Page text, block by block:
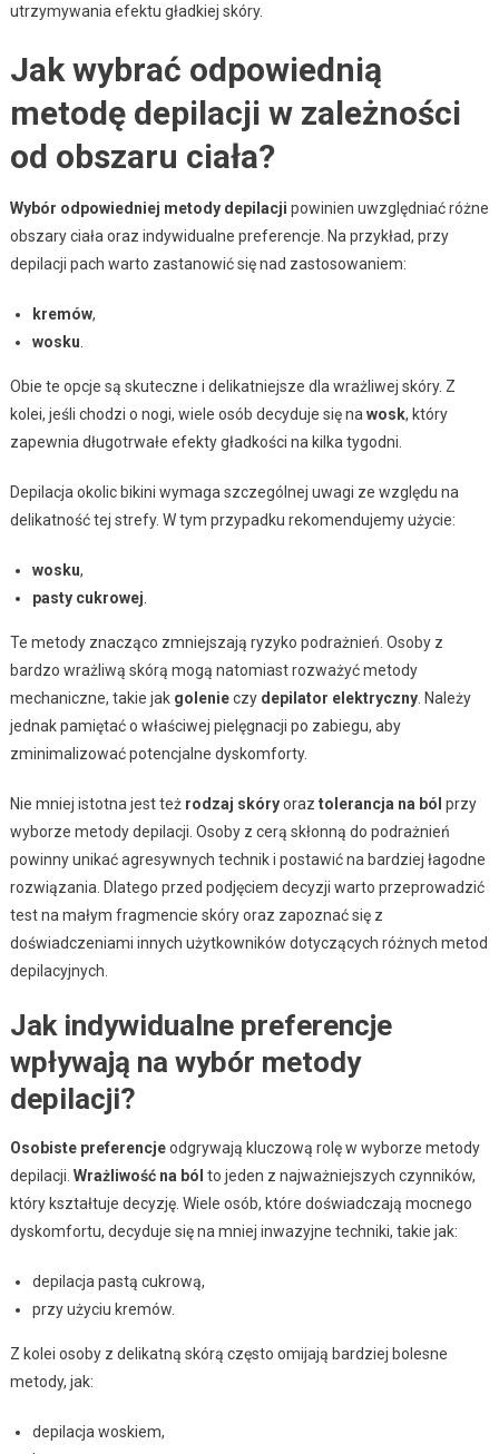
utrzymywania efektu gładkiej skóry.
Jak wybrać odpowiednią
metodę depilacji w zależności
od obszaru ciała?
Wybór odpowiedniej metody depilacji powinien uwzględniać różne
obszary ciała oraz indywidualne preferencje. Na przykład, przy
depilacji pach warto zastanowić się nad zastosowaniem:
kremów,
wosku
Obie te opcje są skuteczne i delikatniejsze dla wrażliwej skóry. Z
kolei, jeśli chodzi o nogi, wiele osób decyduje się na wosk, który
zapewnia długotrwałe efekty gładkości na kilka tygodni.
Depilacja okolic bikini wymaga szczególnej uwagi ze względu na
delikatność tej strefy. W tym przypadku rekomendujemy użycie:
wosku,
pasty cukrowej
Te metody znacząco zmniejszają ryzyko podrażnień. Osoby z
bardzo wrażliwą skórą mogą natomiast rozważyć metody
mechaniczne, takie jak golenieczy depilator elektryczny. Należy
jednak pamiętać o właściwej pielęgnacji po zabiegu, aby
zminimalizować potencjalne dyskomforty.
Nie mniej istotna jest też rodzaj skóryoraz tolerancja na ból przy
wyborze metody depilacji. Osoby z cerą skłonną do podrażnień
powinny unikać agresywnych technik i postawić na bardziej łagodne
rozwiązania. Dlatego przed podjęciem decyzji warto przeprowadzić
test na małym fragmencie skóry oraz zapoznać się z
doświadczeniami innych użytkowników dotyczących różnych metod
depilacyjnych.
Jak indywidualne preferencje
wpływają na wybór metody
depilacji?
Osobiste preferencjeodgrywają kluczową rolę w wyborze metody
depilacji. Wrażliwość na ból to jeden z najważniejszych czynników,
który kształtuje decyzję. Wiele osób, które doświadczają mocnego
dyskomfortu, decyduje się na mniej inwazyjne techniki, takie jak:
depilacja pastą cukrową,
przy użyciu kremów.
Z kolei osoby z delikatną skórą często omijają bardziej bolesne
metody, jak:
depilacja woskiem,